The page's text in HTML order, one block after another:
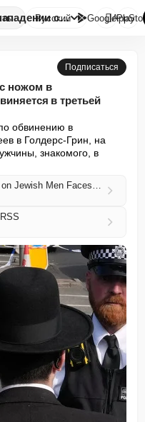
Подозреваемый в нападении с но...
Русский GooglePlay

Подписаться
ножом в
в третьей
обвинению в
в Голдерс-Грин, на
знакомого, в
Suspect in UK Stabbing Attack on Jewish Men Faces Third Attempted Murder Charge